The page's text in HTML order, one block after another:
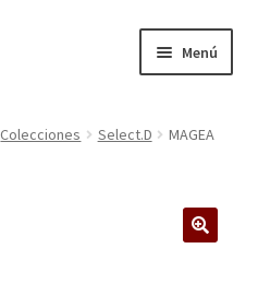
Menú
Colecciones Select.D MAGEA